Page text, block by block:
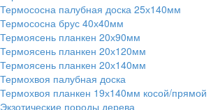
Термососна палубная доска 25х140мм
Термососна брус 40х40мм
Термоясень планкен 20х90мм
Термоясень планкен 20х120мм
Термоясень планкен 20х140мм
Термохвоя палубная доска
Термохвоя планкен 19х140мм косой/прямой
Экзотические породы дерева